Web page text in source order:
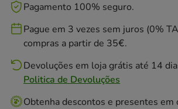
Pagamento 100% seguro.
Pague em 3 vezes sem juros (0%
compras a partir de 35€.
Devoluções em loja grátis até 14
Politica de Devoluções
Obtenha descontos e presentes em